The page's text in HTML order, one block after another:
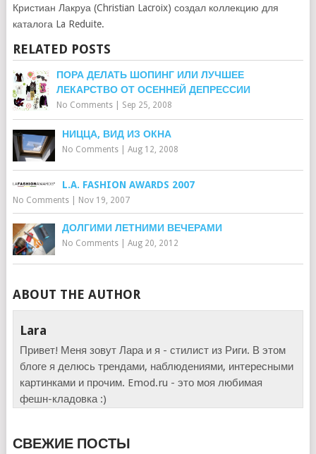
Кристиан Лакруа (Christian Lacroix) создал коллекцию для
каталога La Reduite.
RELATED POSTS
ПОРА ДЕЛАТЬ ШОПИНГ ИЛИ ЛУЧШЕЕ
ЛЕКАРСТВО ОТ ОСЕННЕЙ ДЕПРЕССИИ
No Comments| Sep 25, 2008
НИЦЦА, ВИД ИЗ ОКНА
No Comments| Aug 12, 2008
L.A. FASHION AWARDS 2007
No Comments| Nov 19, 2007
ДОЛГИМИ ЛЕТНИМИ ВЕЧЕРАМИ
No Comments| Aug 20, 2012
ABOUT THE AUTHOR
Lara
Привет! Меня зовут Лара и я - стилист из Риги. В этом
блоге я делюсь трендами, наблюдениями, интересными
картинками и прочим. Emod.ru - это моя любимая
фешн-кладовка :)
СВЕЖИЕ ПОСТЫ